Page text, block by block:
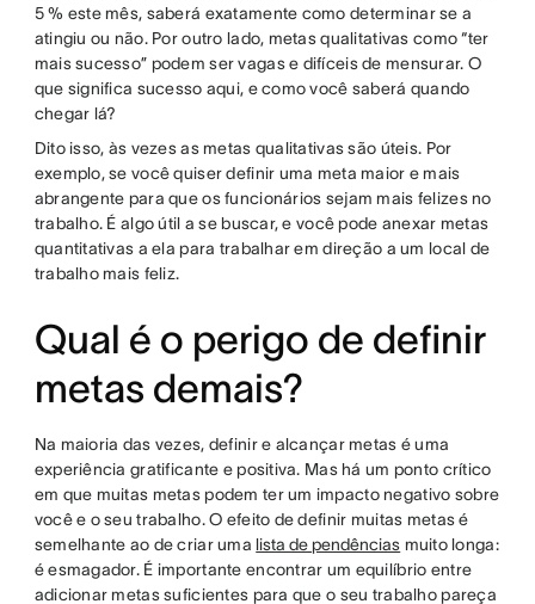
5 % este mês, saberá exatamente como determinar se a
atingiu ou não. Por outro lado, metas qualitativas como “ter
mais sucesso” podem ser vagas e difíceis de mensurar. O
que significa sucesso aqui, e como você saberá quando
chegar lá?
Dito isso, às vezes as metas qualitativas são úteis. Por
exemplo, se você quiser definir uma meta maior e mais
abrangente para que os funcionários sejam mais felizes no
trabalho. É algo útil a se buscar, e você pode anexar metas
quantitativas a ela para trabalhar em direção a um local de
trabalho mais feliz.
Qual é o perigo de definir
metas demais?
Na maioria das vezes, definir e alcançar metas é uma
experiência gratificante e positiva. Mas há um ponto crítico
em que muitas metas podem ter um impacto negativo sobre
você e o seu trabalho. O efeito de definir muitas metas é
semelhante ao de criar uma lista de pendências muito longa:
é esmagador. É importante encontrar um equilíbrio entre
adicionar metas suficientes para que o seu trabalho pareça